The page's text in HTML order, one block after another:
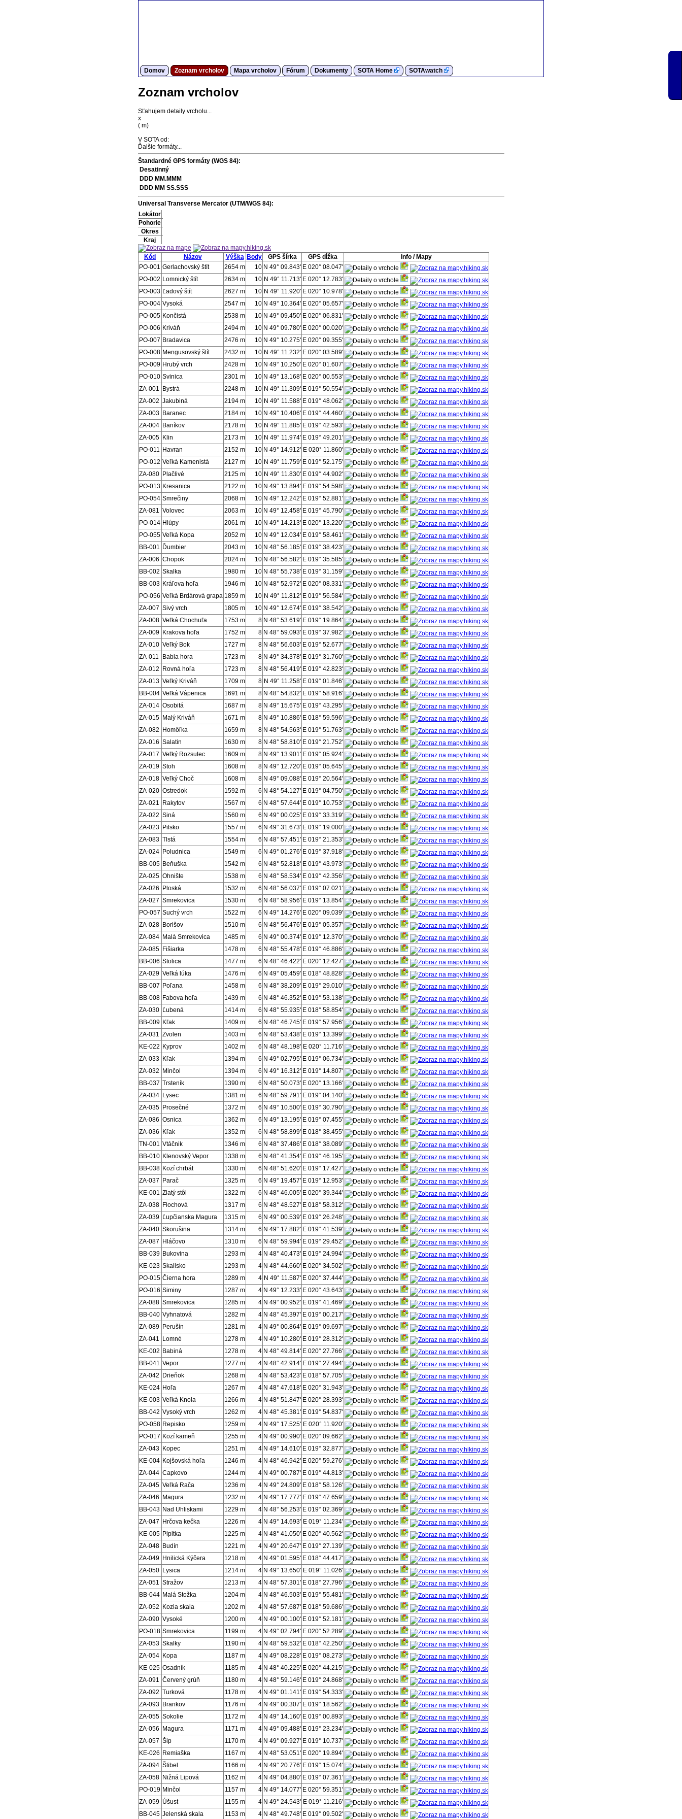
Domov Zoznam vrcholov Mapa vrcholov Fórum Dokumenty SOTA Home SOTAwatch
Zoznam vrcholov
Sťahujem detaily vrcholu...
x
( m)
V SOTA od:
Ďalšie formáty...
Štandardné GPS formáty (WGS 84):
Desatinný
DDD MM.MMM
DDD MM SS.SSS
Universal Transverse Mercator (UTM/WGS 84):
Lokátor
Pohorie
Okres
Kraj
Kód Názov Výška Body GPS šírka GPS dĺžka
Info / Mapy
PO-001 Gerlachovský štít 2654 m 10 N 49° 09.843' E 020° 08.047'
PO-002 Lomnický štít 2634 m 10 N 49° 11.713' E 020° 12.783'
PO-003 Ľadový štít 2627 m 10 N 49° 11.920' E 020° 10.978'
PO-004 Vysoká 2547 m 10 N 49° 10.364' E 020° 05.657'
PO-005 Končistá 2538 m 10 N 49° 09.450' E 020° 06.831'
PO-006 Kriváň 2494 m 10 N 49° 09.780' E 020° 00.020'
PO-007 Bradavica 2476 m 10 N 49° 10.275' E 020° 09.355'
PO-008 Mengusovský štít 2432 m 10 N 49° 11.232' E 020° 03.589'
PO-009 Hrubý vrch 2428 m 10 N 49° 10.250' E 020° 01.607'
PO-010 Svinica 2301 m 10 N 49° 13.168' E 020° 00.553'
ZA-001
Bystrá 2248 m 10 N 49° 11.309' E 019° 50.554'
ZA-002 Jakubiná 2194 m 10 N 49° 11.588' E 019° 48.062'
ZA-003 Baranec 2184 m 10 N 49° 10.406' E 019° 44.460'
ZA-004 Baníkov 2178 m 10 N 49° 11.885' E 019° 42.593'
ZA-005 Klin 2173 m 10 N 49° 11.974' E 019° 49.201'
PO-011 Havran 2152 m 10 N 49° 14.912' E 020° 11.860'
PO-012 Veľká Kamenistá 2127 m 10 N 49° 11.759' E 019° 52.175'
ZA-080 Plačlivé 2125 m 10 N 49° 11.830' E 019° 44.902'
PO-013 Kresanica 2122 m 10 N 49° 13.894' E 019° 54.598'
PO-054 Smrečiny 2068 m 10 N 49° 12.242' E 019° 52.881'
ZA-081 Volovec 2063 m 10 N 49° 12.458' E 019° 45.790'
PO-014 Hlúpy 2061 m 10 N 49° 14.213' E 020° 13.220'
PO-055 Veľká Kopa 2052 m 10 N 49° 12.034' E 019° 58.461'
BB-001 Ďumbier 2043 m 10 N 48° 56.185' E 019° 38.423'
ZA-006 Chopok 2024 m 10 N 48° 56.582' E 019° 35.585'
BB-002 Skalka 1980 m 10 N 48° 55.738' E 019° 31.159'
BB-003 Kráľova hoľa 1946 m 10 N 48° 52.972' E 020° 08.331'
PO-056 Veľká Brdárová grapa 1859 m 10 N 49° 11.812' E 019° 56.584'
ZA-007 Sivý vrch 1805 m 10 N 49° 12.674' E 019° 38.542'
ZA-008 Veľká Chochuľa 1753 m 8 N 48° 53.619' E 019° 19.864'
ZA-009 Krakova hoľa 1752 m 8 N 48° 59.093' E 019° 37.982'
ZA-010 Veľký Bok 1727 m 8 N 48° 56.603' E 019° 52.677'
ZA-011
Babia hora 1723 m 8 N 49° 34.378' E 019° 31.760'
ZA-012
Rovná hoľa 1723 m 8 N 48° 56.419' E 019° 42.823'
ZA-013 Veľký Kriváň 1709 m 8 N 49° 11.258' E 019° 01.846'
BB-004 Veľká Vápenica 1691 m 8 N 48° 54.832' E 019° 58.916'
ZA-014 Osobitá 1687 m 8 N 49° 15.675' E 019° 43.295'
ZA-015 Malý Kriváň 1671 m 8 N 49° 10.886' E 018° 59.596'
ZA-082
Homôľka 1659 m 8 N 48° 54.563' E 019° 51.763'
ZA-016 Salatin 1630 m 8 N 48° 58.810' E 019° 21.752'
ZA-017 Veľký Rozsutec 1609 m 8 N 49° 13.901' E 019° 05.924'
ZA-019 Stoh 1608 m 8 N 49° 12.720' E 019° 05.645'
ZA-018 Veľký Choč 1608 m 8 N 49° 09.088' E 019° 20.564'
ZA-020 Ostredok 1592 m 6 N 48° 54.127' E 019° 04.750'
ZA-021
Rakytov 1567 m 6 N 48° 57.644' E 019° 10.753'
ZA-022 Siná 1560 m 6 N 49° 00.025' E 019° 33.319'
ZA-023 Pilsko 1557 m 6 N 49° 31.673' E 019° 19.000'
ZA-083 Tlstá 1554 m 6 N 48° 57.451' E 019° 21.353'
ZA-024 Poludnica 1549 m 6 N 49° 01.276' E 019° 37.918'
BB-005 Beňuška 1542 m 6 N 48° 52.818' E 019° 43.973'
ZA-025 Ohnište 1538 m 6 N 48° 58.534' E 019° 42.356'
ZA-026
Ploská 1532 m 6 N 48° 56.037' E 019° 07.021'
ZA-027 Smrekovica 1530 m 6 N 48° 58.956' E 019° 13.854'
PO-057 Suchý vrch 1522 m 6 N 49° 14.276' E 020° 09.039'
ZA-028 Borišov 1510 m 6 N 48° 56.476' E 019° 05.357'
ZA-084 Malá Smrekovica 1485 m 6 N 49° 00.374' E 019° 12.370'
ZA-085 Fišiarka 1478 m 6 N 48° 55.478' E 019° 46.886'
BB-006 Stolica 1477 m 6 N 48° 46.422' E 020° 12.427'
ZA-029 Veľká lúka 1476 m 6 N 49° 05.459' E 018° 48.828'
BB-007 Poľana 1458 m 6 N 48° 38.209' E 019° 29.010'
BB-008 Fabova hoľa 1439 m 6 N 48° 46.352' E 019° 53.138'
ZA-030 Ľubená 1414 m 6 N 48° 55.935' E 018° 58.854'
BB-009 Kľak 1409 m 6 N 48° 46.745' E 019° 57.956'
ZA-031 Zvolen 1403 m 6 N 48° 53.438' E 019° 13.399'
KE-022 Kyprov 1402 m 6 N 48° 48.198' E 020° 11.716'
ZA-033 Kľak 1394 m 6 N 49° 02.795' E 019° 06.734'
ZA-032
Minčol 1394 m 6 N 49° 16.312' E 019° 14.807'
BB-037 Trsteník 1390 m 6 N 48° 50.073' E 020° 13.166'
ZA-034 Lysec 1381 m 6 N 48° 59.791' E 019° 04.140'
ZA-035 Prosečné 1372 m 6 N 49° 10.500' E 019° 30.790'
ZA-086 Osnica 1362 m 6 N 49° 13.195' E 019° 07.455'
ZA-036
Kľak 1352 m 6 N 48° 58.899' E 018° 38.455'
TN-001 Vtáčnik 1346 m 6 N 48° 37.486' E 018° 38.089'
BB-010 Klenovský Vepor 1338 m 6 N 48° 41.354' E 019° 46.195'
BB-038 Kozí chrbát 1330 m 6 N 48° 51.620' E 019° 17.427'
ZA-037
Parač 1325 m 6 N 49° 19.457' E 019° 12.953'
KE-001 Zlatý stôl 1322 m 6 N 48° 46.005' E 020° 39.344'
ZA-038 Flochová 1317 m 6 N 48° 48.527' E 018° 58.312'
ZA-039 Ľupčianska Magura 1315 m 6 N 49° 00.539' E 019° 26.248'
ZA-040 Skorušina 1314 m 6 N 49° 17.882' E 019° 41.539'
ZA-087
Hláčovo 1310 m 6 N 48° 59.994' E 019° 29.452'
BB-039 Bukovina 1293 m 4 N 48° 40.473' E 019° 24.994'
KE-023 Skalisko 1293 m 4 N 48° 44.660' E 020° 34.502'
PO-015 Čierna hora 1289 m 4 N 49° 11.587' E 020° 37.444'
PO-016 Siminy 1287 m 4 N 49° 12.233' E 020° 43.643'
ZA-088 Smrekovica 1285 m 4 N 49° 00.952' E 019° 41.469'
BB-040 Vyhnatová 1282 m 4 N 48° 45.397' E 019° 00.217'
ZA-089 Perušín 1281 m 4 N 49° 00.864' E 019° 09.697'
ZA-041
Lomné 1278 m 4 N 49° 10.280' E 019° 28.312'
KE-002 Babiná 1278 m 4 N 48° 49.814' E 020° 27.766'
BB-041 Vepor 1277 m 4 N 48° 42.914' E 019° 27.494'
ZA-042
Drieňok 1268 m 4 N 48° 53.423' E 018° 57.705'
KE-024 Hoľa 1267 m 4 N 48° 47.618' E 020° 31.943'
KE-003 Veľká Knola 1266 m 4 N 48° 51.847' E 020° 28.393'
BB-042 Vysoký vrch 1262 m 4 N 48° 45.381' E 019° 54.837'
PO-058 Repisko 1259 m 4 N 49° 17.525' E 020° 11.920'
PO-017 Kozí kameň 1255 m 4 N 49° 00.990' E 020° 09.662'
ZA-043 Kopec 1251 m 4 N 49° 14.610' E 019° 32.877'
KE-004 Kojšovská hoľa 1246 m 4 N 48° 46.942' E 020° 59.276'
ZA-044 Capkovo 1244 m 4 N 49° 00.787' E 019° 44.813'
ZA-045 Veľká Rača 1236 m 4 N 49° 24.809' E 018° 58.126'
ZA-046
Magura 1232 m 4 N 49° 17.777' E 019° 47.659'
BB-043 Nad Uhliskami 1229 m 4 N 48° 56.253' E 019° 02.369'
ZA-047
Hrčova kečka 1226 m 4 N 49° 14.693' E 019° 11.234'
KE-005 Pipitka 1225 m 4 N 48° 41.050' E 020° 40.562'
ZA-048 Budín 1221 m 4 N 49° 20.647' E 019° 27.139'
ZA-049 Hnilická Kýčera 1218 m 4 N 49° 01.595' E 018° 44.417'
ZA-050 Lysica 1214 m 4 N 49° 13.650' E 019° 11.026'
ZA-051 Stražov 1213 m 4 N 48° 57.301' E 018° 27.796'
BB-044 Malá Stožka 1204 m 4 N 48° 46.503' E 019° 55.481'
ZA-052
Kozia skala 1202 m 4 N 48° 57.687' E 018° 59.686'
ZA-090 Vysoké 1200 m 4 N 49° 00.100' E 019° 52.181'
PO-018 Smrekovica 1199 m 4 N 49° 02.794' E 020° 52.289'
ZA-053 Skalky 1190 m 4 N 48° 59.532' E 018° 42.250'
ZA-054 Kopa 1187 m 4 N 49° 08.228' E 019° 08.273'
KE-025 Osadník 1185 m 4 N 48° 40.225' E 020° 44.215'
ZA-091 Červený grúň 1180 m 4 N 48° 59.146' E 019° 24.868'
ZA-092 Turková 1178 m 4 N 49° 01.141' E 019° 54.333'
ZA-093 Brankov 1176 m 4 N 49° 00.307' E 019° 18.562'
ZA-055 Sokolie 1172 m 4 N 49° 14.160' E 019° 00.893'
ZA-056
Magura 1171 m 4 N 49° 09.488' E 019° 23.234'
ZA-057 Šip 1170 m 4 N 49° 09.927' E 019° 10.737'
KE-026 Remiaška 1167 m 4 N 48° 53.051' E 020° 19.894'
ZA-094 Štibel 1166 m 4 N 49° 20.776' E 019° 15.074'
ZA-058 Nižná Lipová 1162 m 4 N 49° 04.880' E 019° 07.361'
PO-019 Minčol 1157 m 4 N 49° 14.077' E 020° 59.351'
ZA-059 Úšust 1155 m 4 N 49° 24.543' E 019° 11.216'
BB-045 Jelenská skala 1153 m 4 N 48° 49.748' E 019° 09.502'